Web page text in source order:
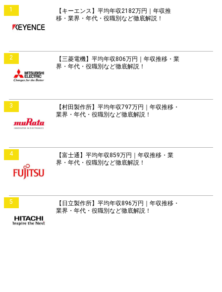
1
【キーエンス】平均年収2182万円｜年収推
移・業界・年代・役職別など徹底解説！
2
【三菱電機】平均年収806万円｜年収推移・業
界・年代・役職別など徹底解説！
3
【村田製作所】平均年収797万円｜年収推移・
業界・年代・役職別など徹底解説！
4
【富士通】平均年収859万円｜年収推移・業
界・年代・役職別など徹底解説！
5
【日立製作所】平均年収896万円｜年収推移・
業界・年代・役職別など徹底解説！